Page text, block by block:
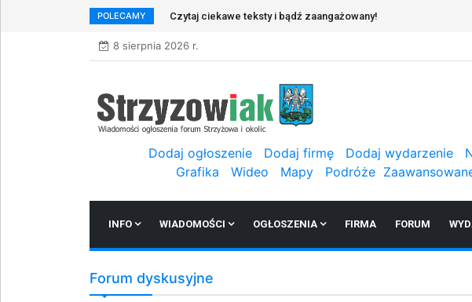
POLECAMY Czytaj ciekawe teksty i bądź zaangażowany!
8 sierpnia 2026 r.
Dodaj ogłoszenie Dodaj firmę Dodaj wydarzenie
Grafika
Wideo Mapy Podróże
INFO WIADOMOŚCI OGŁOSZENIA FIRMA FORUM
Forum dyskusyjne